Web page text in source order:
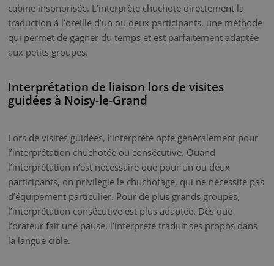
cabine insonorisée. L’interprète chuchote directement la
traduction à l’oreille d’un ou deux participants, une méthode
qui permet de gagner du temps et est parfaitement adaptée
aux petits groupes.
Interprétation de liaison lors de visites
guidées à Noisy-le-Grand
Lors de visites guidées, l’interprète opte généralement pour
l’interprétation chuchotée ou consécutive. Quand
l’interprétation n’est nécessaire que pour un ou deux
participants, on privilégie le chuchotage, qui ne nécessite pas
d’équipement particulier. Pour de plus grands groupes,
l’interprétation consécutive est plus adaptée. Dès que
l’orateur fait une pause, l’interprète traduit ses propos dans
la langue cible.